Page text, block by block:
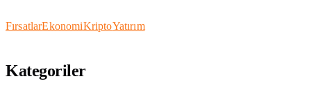
FırsatlarEkonomiKriptoYatırım
Kategoriler